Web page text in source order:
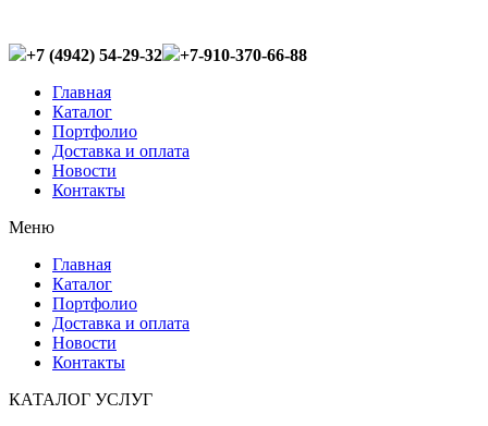
+7 (4942) 54-29-32
+7-910-370-66-88
Главная
Каталог
Портфолио
Доставка и оплата
Новости
Контакты
Меню
Главная
Каталог
Портфолио
Доставка и оплата
Новости
Контакты
КАТАЛОГ УСЛУГ